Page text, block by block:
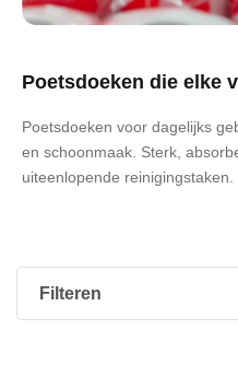
Poetsdoeken die elke
Poetsdoeken voor dagelijks
en schoonmaak. Sterk,
uiteenlopende reinigingstaken.
Filteren